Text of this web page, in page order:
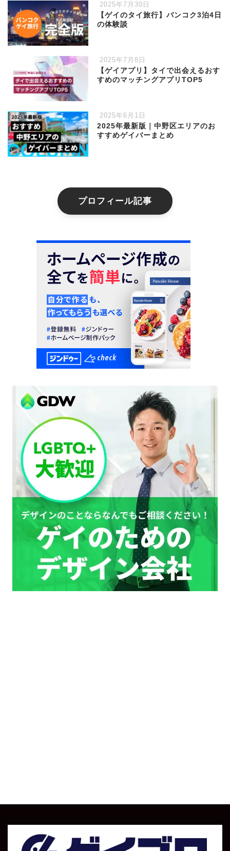
2025年7月30日
【ゲイのタイ旅行】バンコク3泊4日
の体験談
2025年7月8日
【ゲイアプリ】タイで出会えるおす
すめのマッチングアプリTOP5
2025年6月1日
2025年最新版｜中野区エリアのお
すすめゲイバーまとめ
プロフィール記事